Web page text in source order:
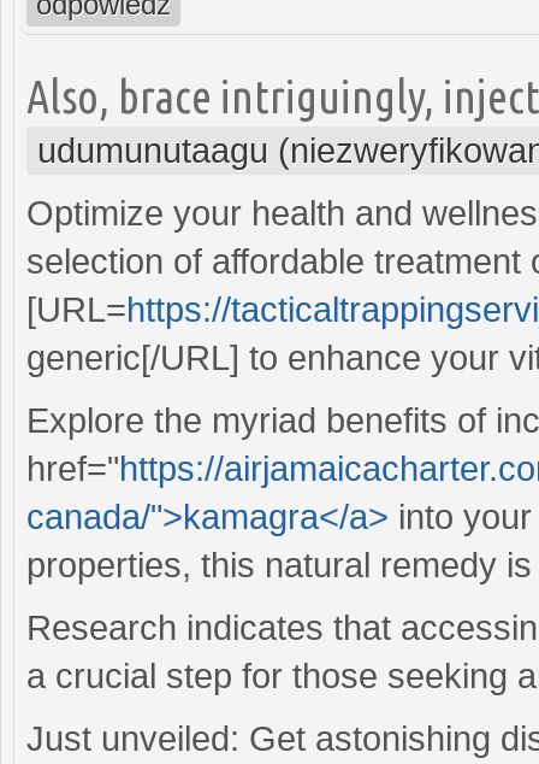
Also, brace intriguingly,
udumunutaagu
Optimize your health and
selection of affordable treatment
[URL=https://
generic[/URL] to enhance your
Explore the myriad benefits of
href="https://
canada/">kamagra</a> into
properties, this natural remedy
Research indicates that
a crucial step for those seeking
Just unveiled: Get astonishing